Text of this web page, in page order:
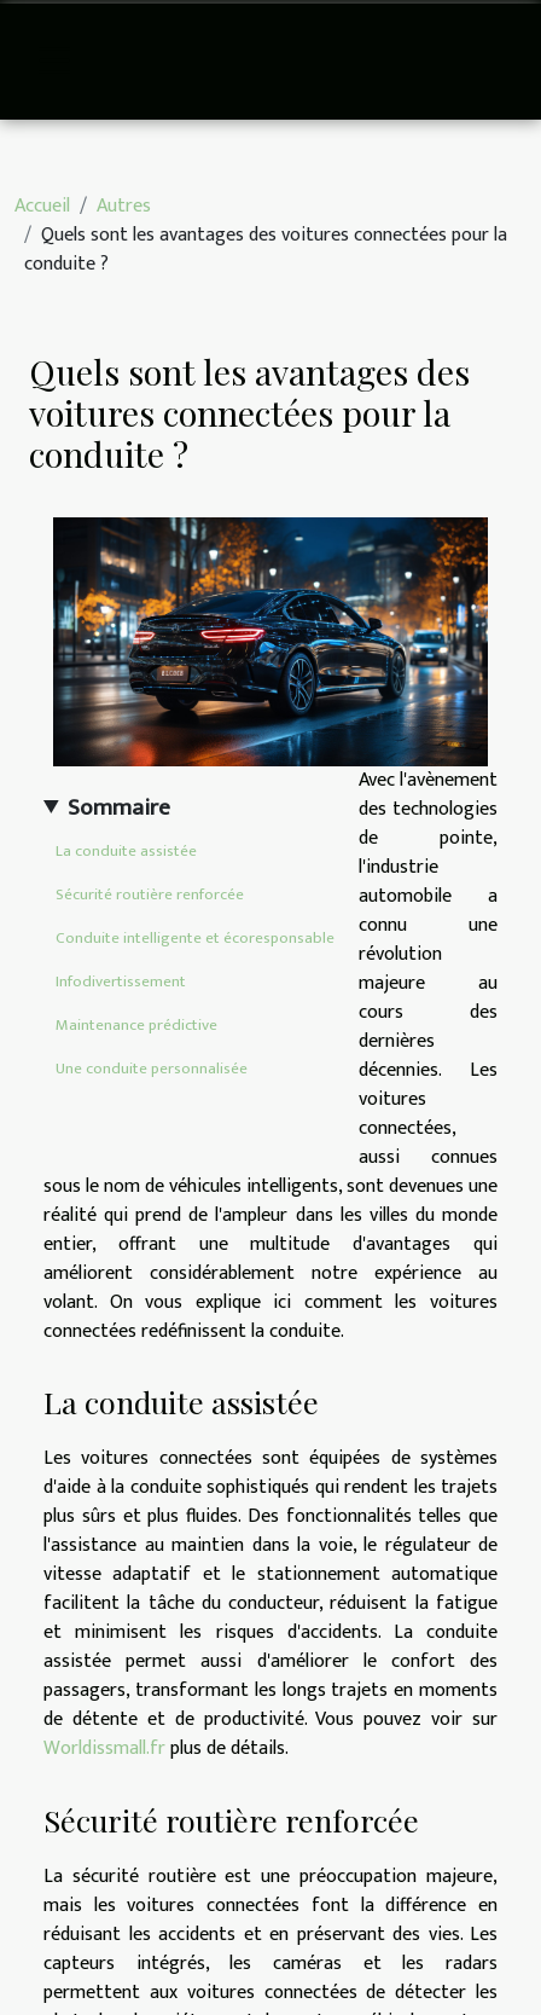
Accueil
Autres
Quels sont les avantages des voitures connectées pour la
conduite ?
Quels sont les avantages des
voitures connectées pour la
conduite ?
Sommaire
La conduite assistée
Sécurité routière renforcée
Conduite intelligente et écoresponsable
Infodivertissement
Maintenance prédictive
Une conduite personnalisée
Avec l'avènement
des technologies
de pointe,
l'industrie
automobile a
connu une
révolution
majeure au
cours des
dernières
décennies. Les
voitures
connectées,
aussi connues
sous le nom de véhicules intelligents, sont devenues une
réalité qui prend de l'ampleur dans les villes du monde
entier, offrant une multitude d'avantages qui
améliorent considérablement notre expérience au
volant. On vous explique ici comment les voitures
connectées redéfinissent la conduite.
La conduite assistée
Les voitures connectées sont équipées de systèmes
d'aide à la conduite sophistiqués qui rendent les trajets
plus sûrs et plus fluides. Des fonctionnalités telles que
l'assistance au maintien dans la voie, le régulateur de
vitesse adaptatif et le stationnement automatique
facilitent la tâche du conducteur, réduisent la fatigue
et minimisent les risques d'accidents. La conduite
assistée permet aussi d'améliorer le confort des
passagers, transformant les longs trajets en moments
de détente et de productivité. Vous pouvez voir sur
Worldissmall.frplus de détails.
Sécurité routière renforcée
La sécurité routière est une préoccupation majeure,
mais les voitures connectées font la différence en
réduisant les accidents et en préservant des vies. Les
capteurs intégrés, les caméras et les radars
permettent aux voitures connectées de détecter les